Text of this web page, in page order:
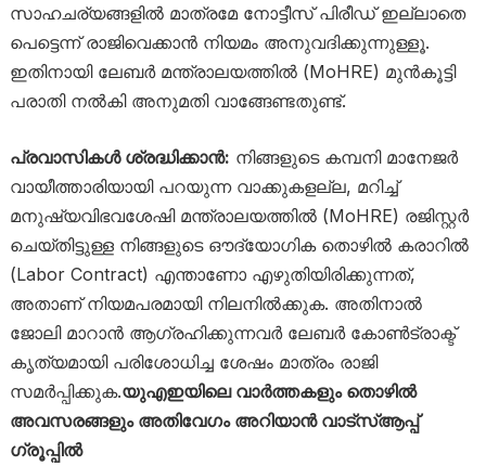
സാഹചര്യങ്ങളിൽ മാത്രമേ നോട്ടീസ് പിരീഡ് ഇല്ലാതെ
പെട്ടെന്ന് രാജിവെക്കാൻ നിയമം അനുവദിക്കുന്നുള്ളൂ.
ഇതിനായി ലേബർ മന്ത്രാലയത്തിൽ (MoHRE) മുൻകൂട്ടി
പരാതി നൽകി അനുമതി വാങ്ങേണ്ടതുണ്ട്.
പ്രവാസികൾ ശ്രദ്ധിക്കാൻ: നിങ്ങളുടെ കമ്പനി മാനേജർ
വായീത്താരിയായി പറയുന്ന വാക്കുകളല്ല, മറിച്ച്
മനുഷ്യവിഭവശേഷി മന്ത്രാലയത്തിൽ (MoHRE) രജിസ്റ്റർ
ചെയ്തിട്ടുള്ള നിങ്ങളുടെ ഔദ്യോഗിക തൊഴിൽ കരാറിൽ
(Labor Contract) എന്താണോ എഴുതിയിരിക്കുന്നത്,
അതാണ് നിയമപരമായി നിലനിൽക്കുക. അതിനാൽ
ജോലി മാറാൻ ആഗ്രഹിക്കുന്നവർ ലേബർ കോൺട്രാക്ട്
കൃത്യമായി പരിശോധിച്ച ശേഷം മാത്രം രാജി
സമർപ്പിക്കുക.യുഎഇയിലെ വാർത്തകളും തൊഴിൽ
അവസരങ്ങളും അതിവേഗം അറിയാൻ വാട്സ്ആപ്പ്
ഗ്രൂപ്പിൽ